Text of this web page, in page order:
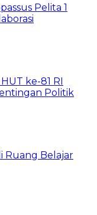
Pelita 1
ke-81 RI
Politik
Ruang Belajar